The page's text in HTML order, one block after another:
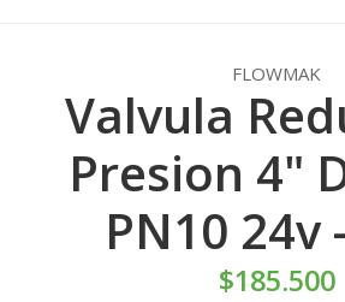
FLOWMAK
Valvula
Presion 4"
PN10 24v
$185.500